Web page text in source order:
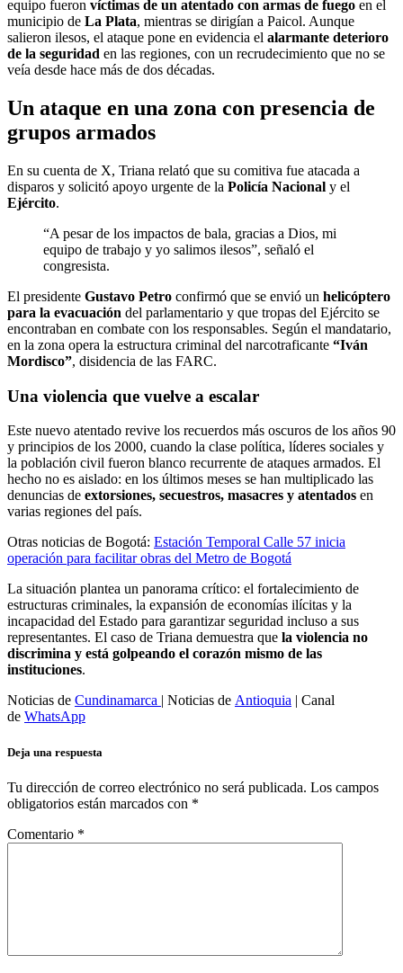
equipo fueron víctimas de un atentado con armas de fuego en el
municipio de La Plata, mientras se dirigían a Paicol. Aunque
salieron ilesos, el ataque pone en evidencia el alarmante deterioro
de la seguridad en las regiones, con un recrudecimiento que no se
veía desde hace más de dos décadas.
Un ataque en una zona con presencia de
grupos armados
En su cuenta de X, Triana relató que su comitiva fue atacada a
disparos y solicitó apoyo urgente de la Policía Nacional y el
Ejército.
“A pesar de los impactos de bala, gracias a Dios, mi
equipo de trabajo y yo salimos ilesos”, señaló el
congresista.
El presidente Gustavo Petro confirmó que se envió un helicóptero
para la evacuación del parlamentario y que tropas del Ejército se
encontraban en combate con los responsables. Según el mandatario,
en la zona opera la estructura criminal del narcotraficante “Iván
Mordisco”, disidencia de las FARC.
Una violencia que vuelve a escalar
Este nuevo atentado revive los recuerdos más oscuros de los años 90
y principios de los 2000, cuando la clase política, líderes sociales y
la población civil fueron blanco recurrente de ataques armados. El
hecho no es aislado: en los últimos meses se han multiplicado las
denuncias de extorsiones, secuestros, masacres y atentados en
varias regiones del país.
Otras noticias de Bogotá: Estación Temporal Calle 57 inicia
operación para facilitar obras del Metro de Bogotá
La situación plantea un panorama crítico: el fortalecimiento de
estructuras criminales, la expansión de economías ilícitas y la
incapacidad del Estado para garantizar seguridad incluso a sus
representantes. El caso de Triana demuestra que la violencia no
discrimina y está golpeando el corazón mismo de las
instituciones.
Noticias de Cundinamarca | Noticias de Antioquia | Canal
de WhatsApp
Deja una respuesta
Tu dirección de correo electrónico no será publicada. Los campos
obligatorios están marcados con *
Comentario *